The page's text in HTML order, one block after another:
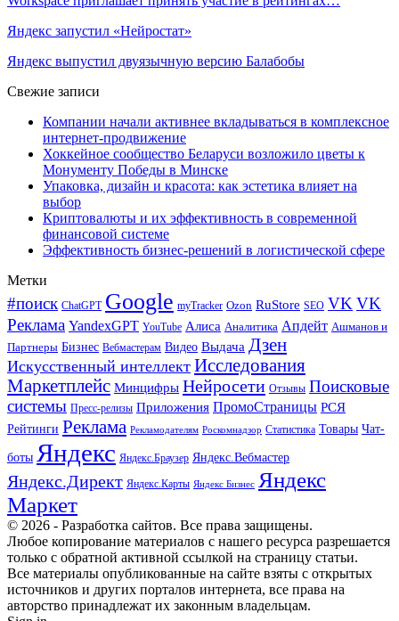
Яндекс запустил «Нейростат»
Яндекс выпустил двуязычную версию Балабобы
Свежие записи
Компании начали активнее вкладываться в комплексное
интернет-продвижение
Хоккейное сообщество Беларуси возложило цветы к
Монументу Победы в Минске
Упаковка, дизайн и красота: как эстетика влияет на
выбор
Криптовалюты и их эффективность в современной
финансовой системе
Эффективность бизнес-решений в логистической сфере
Метки
#поиск ChatGPT Google myTracker Ozon RuStore SEO VK VK
Реклама YandexGPT YouTube Алиса Аналитика Апдейт Ашманов и
Партнеры Бизнес Вебмастерам Видео Выдача Дзен
Искусственный интеллект Исследования
Маркетплейс Минцифры Нейросети Отзывы Поисковые
системы Пресс-релизы Приложения ПромоСтраницы РСЯ
Рейтинги Реклама Рекламодателям Роскомнадзор Статистика Товары Чат-
боты Яндекс Яндекс.Браузер Яндекс.Вебмастер
Яндекс.Директ Яндекс.Карты Яндекс Бизнес Яндекс
Маркет
© 2026 - Разработка сайтов. Все права защищены.
Любое копирование материалов с нашего ресурса разрешается
только с обратной активной ссылкой на страницу статьи.
Все материалы опубликованные на сайте взяты с открытых
источников и других порталов интернета, все права на
авторство принадлежат их законным владельцам.